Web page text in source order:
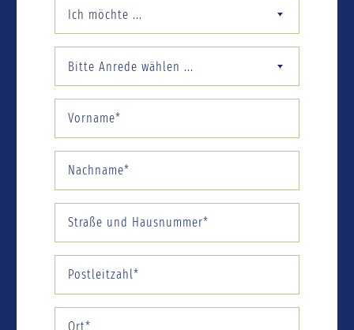
Ich möchte ...
Bitte Anrede wählen ...